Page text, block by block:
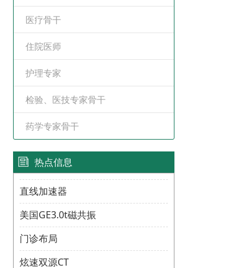
医疗骨干
住院医师
护理专家
检验、医技专家骨干
药学专家骨干
热点信息
直线加速器
美国GE3.0t磁共振
门诊布局
炫速双源CT